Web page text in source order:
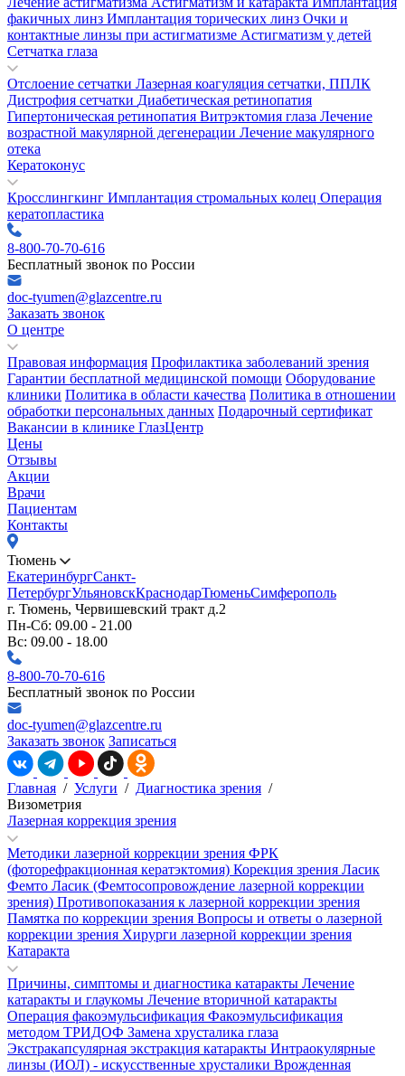
факичных линз Имплантация торических линз Очки и
контактные линзы при астигматизме Астигматизм у детей
Сетчатка глаза
Отслоение сетчатки Лазерная коагуляция сетчатки, ППЛК
Дистрофия сетчатки Диабетическая ретинопатия
Гипертоническая ретинопатия Витрэктомия глаза Лечение
возрастной макулярной дегенерации Лечение макулярного
отека
Кератоконус
Кросслингкинг Имплантация стромальных колец Операция
кератопластика
8-800-70-70-616
Бесплатный звонок по России
doc-tyumen@glazcentre.ru
Заказать звонок
О центре
Правовая информация Профилактика заболеваний зрения
Гарантии бесплатной медицинской помощи Оборудование
клиники Политика в области качества Политика в отношении
обработки персональных данных Подарочный сертификат
Вакансии в клинике ГлазЦентр
Цены
Отзывы
Акции
Врачи
Пациентам
Контакты
Тюмень
ЕкатеринбургСанкт-
ПетербургУльяновскКраснодарТюменьСимферополь
г. Тюмень, Червишевский тракт д.2
Пн-Сб: 09.00 - 21.00
Вс: 09.00 - 18.00
8-800-70-70-616
Бесплатный звонок по России
doc-tyumen@glazcentre.ru
Заказать звонок Записаться
Главная / Услуги / Диагностика зрения /
Визометрия
Лазерная коррекция зрения
Методики лазерной коррекции зрения ФРК
(фоторефракционная кератэктомия) Корекция зрения Ласик
Фемто Ласик (Фемтосопровождение лазерной коррекции
зрения) Противопоказания к лазерной коррекции зрения
Памятка по коррекции зрения Вопросы и ответы о лазерной
коррекции зрения Хирурги лазерной коррекции зрения
Катаракта
Причины, симптомы и диагностика катаракты Лечение
катаракты и глаукомы Лечение вторичной катаракты
Операция факоэмульсификация Факоэмульсификация
методом ТРИДОФ Замена хрусталика глаза
Экстракапсулярная экстракция катаракты Интраокулярные
линзы (ИОЛ) - искусственные хрусталики Врожденная